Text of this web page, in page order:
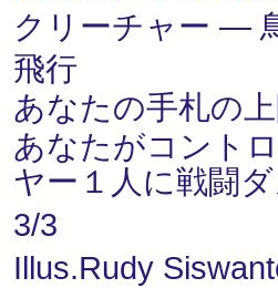
クリーチャー ―
飛行
あなたの手札の
あなたがコント
ヤー１人に戦闘
3/3
Illus.Rudy